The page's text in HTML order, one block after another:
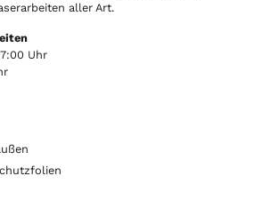
aller Art.
Uhr